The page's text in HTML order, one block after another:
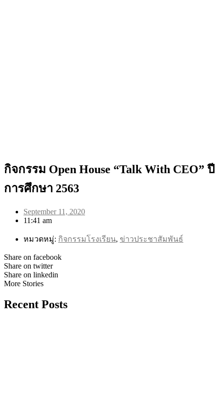
กิจกรรม Open House “Talk With CEO” ปี
การศึกษา 2563
September 11, 2020
11:41 am
หมวดหมู่: กิจกรรมโรงเรียน, ข่าวประชาสัมพันธ์
Share on facebook
Share on twitter
Share on linkedin
More Stories
Recent Posts